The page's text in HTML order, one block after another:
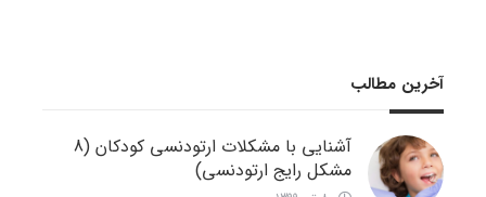
آخرین مطالب
آشنایی با مشکلات ارتودنسی کودکان (8
مشکل رایج ارتودنسی)